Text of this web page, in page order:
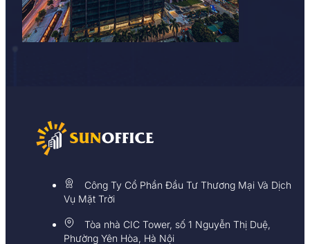
Công Ty Cổ Phần Đầu Tư Thương Mại Và Dịch
Vụ Mặt Trời
Tòa nhà CIC Tower, số 1 Nguyễn Thị Duệ,
Phường Yên Hòa, Hà Nội